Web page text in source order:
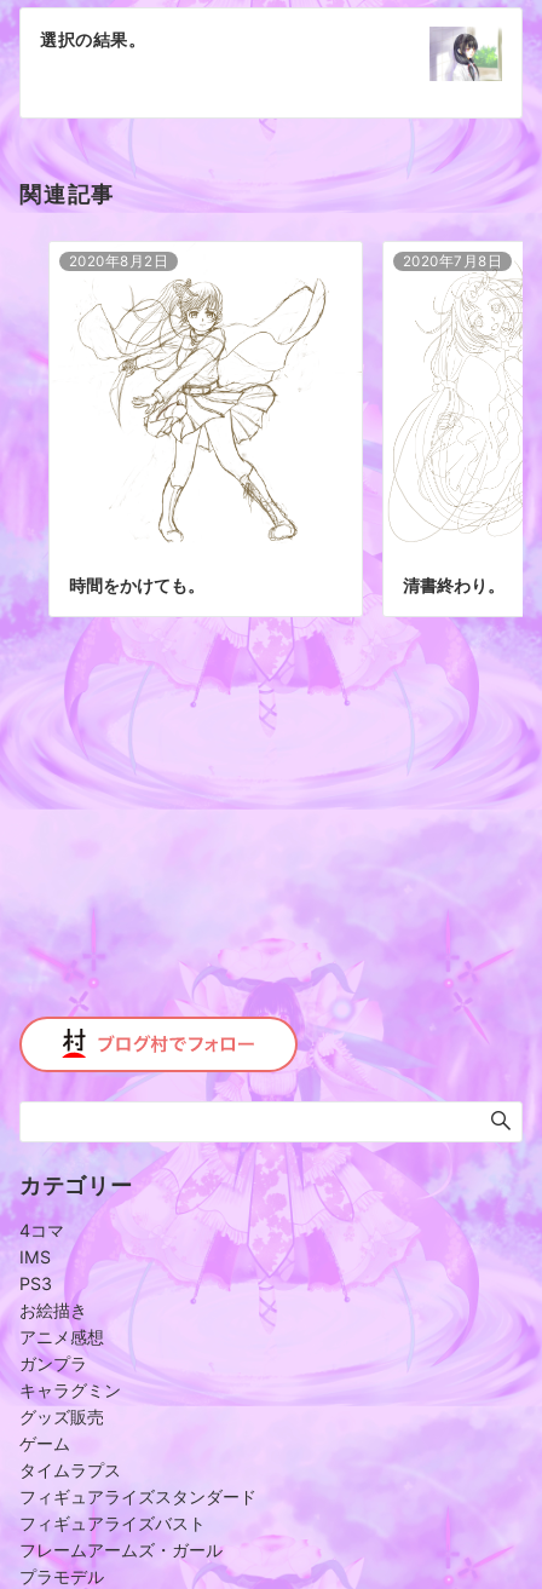
シ
ン
選択の結果。
関連記事
2020年8月2日
時間をかけても。
2020年7月8日
清書終わり。
カテゴリー
4コマ
IMS
PS3
お絵描き
アニメ感想
ガンプラ
キャラグミン
グッズ販売
ゲーム
タイムラプス
フィギュアライズスタンダード
フィギュアライズバスト
フレームアームズ・ガール
プラモデル